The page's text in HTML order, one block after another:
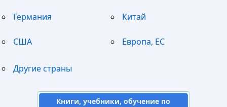
Германия Китай
США Европа, ЕС
Другие страны
Книги, учебники, обучение по